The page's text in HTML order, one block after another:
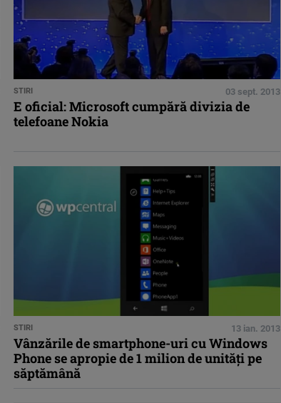
STIRI 03 sept. 2013
E oficial: Microsoft cumpără divizia de
telefoane Nokia
STIRI 13 ian. 2013
Vânzările de smartphone-uri cu Windows
Phone se apropie de 1 milion de unităţi pe
săptămână